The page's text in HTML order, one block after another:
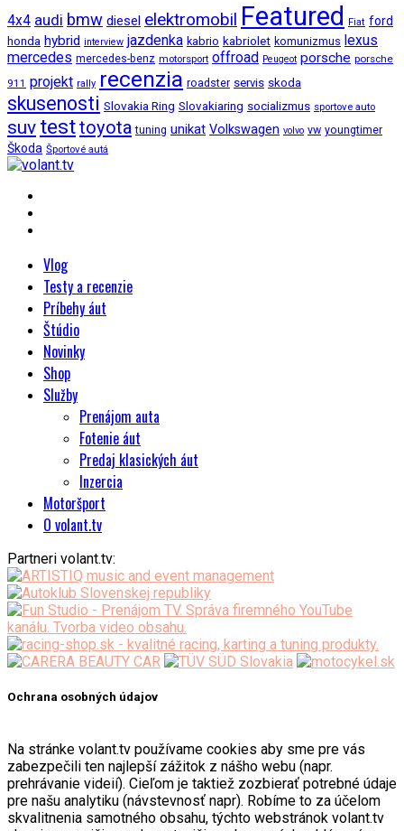
4x4 audi bmw diesel elektromobil Featured Fiat ford
honda hybrid interview jazdenka kabrio kabriolet komunizmus lexus
mercedes mercedes-benz motorsport offroad Peugeot porsche porsche
911 projekt rally recenzia roadster servis skoda
skusenosti Slovakia Ring Slovakiaring socializmus sportove auto
suv testtoyota tuning unikat Volkswagen volvo vw youngtimer
Škoda Športové autá
Vlog
Testy a recenzie
Príbehy áut
Štúdio
Novinky
Shop
Služby
Prenájom auta
Fotenie áut
Predaj klasických áut
Inzercia
Motoršport
O volant.tv
Partneri volant.tv:
Ochrana osobných údajov
Na stránke volant.tv používame cookies aby sme pre vás
zabezpečili ten najlepší zážitok z nášho webu (napr.
prehrávanie videií). Cieľom je taktiež zozbierať potrebné údaje
pre našu analytiku (návstevnosť napr). Robíme to za účelom
skvalitnenia samotného obsahu, týchto webstránok volant.tv